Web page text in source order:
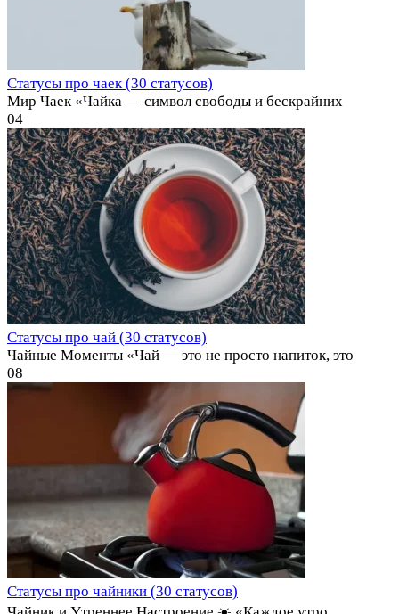
Статусы про чаек (30 статусов)
Мир Чаек «Чайка — символ свободы и бескрайних
04
Статусы про чай (30 статусов)
Чайные Моменты «Чай — это не просто напиток, это
08
Статусы про чайники (30 статусов)